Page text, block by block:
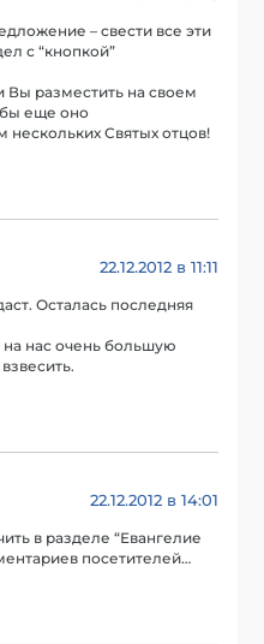
– свести все эти
с “кнопкой”
Вы разместить на своем
бы еще оно
Святых отцов!
22.12.2012 в 11:11
Осталась последняя
на нас очень большую
22.12.2012 в 14:01
в разделе “Евангелие
посетителей…